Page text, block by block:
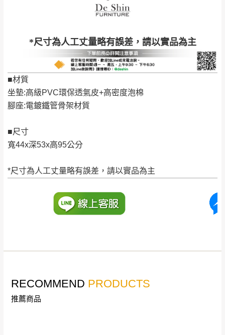
*尺寸為人工丈量略有誤差，請以實品為主
■材質
坐墊:高級PVC環保透氣皮+高密度泡棉
腳座:電鍍鐵管骨架材質
■尺寸
寬44x深53x高95公分
*尺寸為人工丈量略有誤差，請以實品為主
基隆
$ 9,000以上：免
$ 9,000以下：
NT$500元
＊A108產品另收運費
基隆山區
苗栗
運費
$ 9,000以下：
到貨時間：指定送貨日當天以電話聯絡確認
｜周（一）配送部門固定公休無送貨｜
費用將由買方自行支付。
機當天到貨前皆會再與您通知，讓你不用整
天在家等貨，以節省您的寶貴時間。
由於百貨公司配送較為不易，故暫無法配送
至百貨公司內部。
若您選擇三聯式或索取兩聯式發票，發票將於商品
完成出貨15個工作天另行寄出，另外約加上2~7個
若收到不良品，請於到貨日起七日內通知本
公司客服人員，我們將為您更換新品，運費
類產品需為未拆封狀態(請保持商品、附件、
貨。
RECOMMEND PRODUCTS
推薦商品